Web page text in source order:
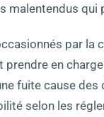
malentendus
par la
prendre en
fuite cause
selon les